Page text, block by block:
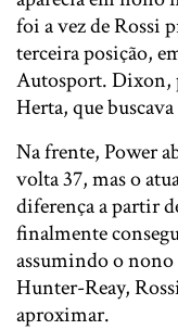
foi a vez de Rossi
terceira posição,
Autosport. Dixon,
Herta, que
Na frente, Power
volta 37, mas o
diferença a partir
finalmente
assumindo o nono
Hunter-Reay,
aproximar.